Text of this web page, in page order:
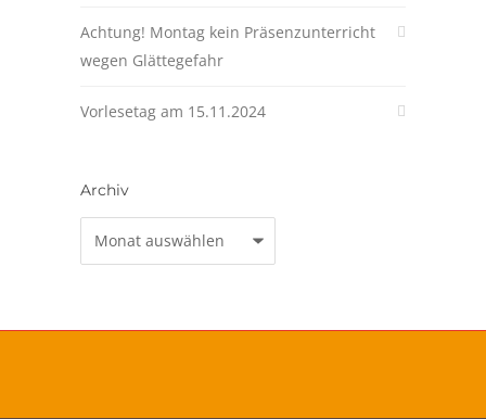
Achtung! Montag kein Präsenzunterricht
wegen Glättegefahr
Vorlesetag am 15.11.2024
Archiv